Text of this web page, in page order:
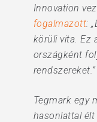
Innovation
fogalmazott:
körüli vita. Ez
országként
rendszereket.”
Tegmark egy
hasonlattal élt